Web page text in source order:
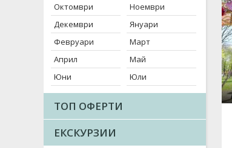
Октомври
Ноември
Декември
Януари
Февруари
Март
Април
Май
Юни
Юли
ТОП ОФЕРТИ
ЕКСКУРЗИИ